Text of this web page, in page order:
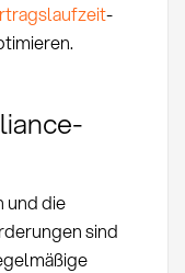
-
und die
sind